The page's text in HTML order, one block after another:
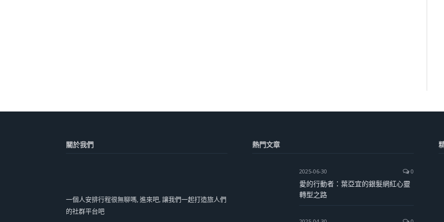
關於我們
一個人安排行程很無聊嗎, 進來吧, 讓我們一起打造旅人們
的社群平台吧
熱門文章
2025-06-30 0
愛的行動者：葉亞宜的銀髮網紅心靈
轉型之路